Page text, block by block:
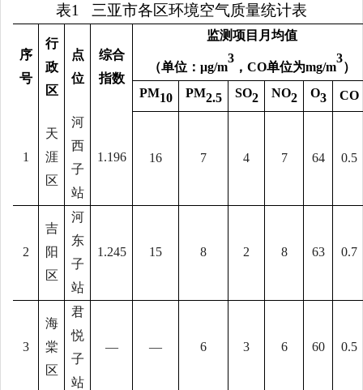
表1 三亚市各区环境空气质量统计表
序
号
行
政
区
点
位
综合
指数
监测项目月均值
（单位： μg/m
3
，CO单位为mg/m
3
）
PM10 PM2.5 SO2 NO2 O3 CO
1
天
涯
区
河
西
子
站
1.196 16 7 4 7 64 0.5
2
吉
阳
区
河
东
子
站
1.245 15 8 2 8 63 0.7
3
海
棠
区
君
悦
子
站
— — 6 3 6 60 0.5